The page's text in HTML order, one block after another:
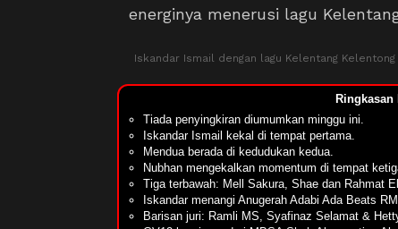
energinya menerusi lagu
Iskandar Ismail dengan lagu Kelentang
Ringkasan
Tiada penyingkiran diumumkan minggu ini.
Iskandar Ismail kekal di tempat pertama.
Mendua berada di kedudukan kedua.
Nubhan mengekalkan momentum di tempat
Tiga terbawah: Mell Sakura, Shae dan Rahmat
Iskandar menangi Anugerah Adabi Ada Beats
Barisan juri: Ramli MS, Syafinaz Selamat &